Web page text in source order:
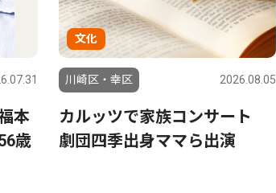
本
歳
文化
川崎区・幸区 2026.08.05
カルッツで家族コンサート
劇団四季出身ママら出演